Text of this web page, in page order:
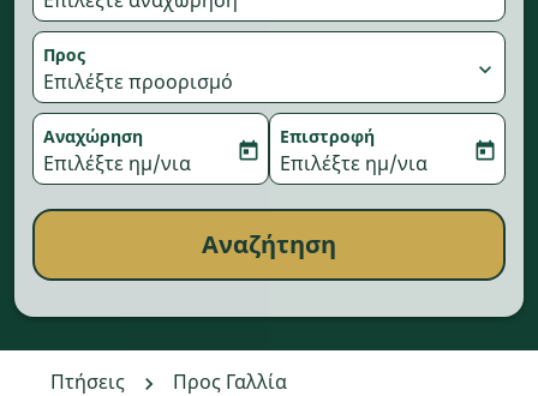
Προς
Επιλέξτε προορισμό expand_more
Αναχώρηση
fc-booking-departure-date-aria-label
Επιλέξτε ημ/νια today
Επιστροφή
fc-booking-return-date-
Επιλέξτε ημ/νια today
Αναζήτηση
Πτήσεις Προς Γαλλία